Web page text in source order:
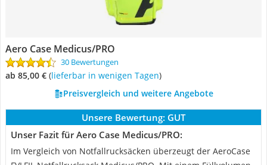
Aero Case Medicus/PRO
30 Bewertungen
ab 85,00 € ( Lieferbar in wenigen Tagen)
Preisvergleich und weitere Angebote
Unsere Bewertung: GUT
Unser Fazit für Aero Case Medicus/PRO:
Im Vergleich von Notfallrucksäcken überzeugt der AeroCase